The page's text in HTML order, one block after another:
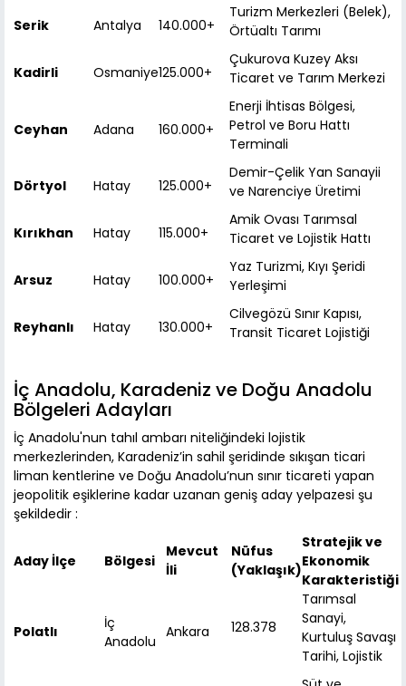
Serik Antalya 140.000+
Turizm Merkezleri (Belek),
Örtüaltı Tarımı
Kadirli Osmaniye125.000+
Çukurova Kuzey Aksı
Ticaret ve Tarım Merkezi
Ceyhan Adana 160.000+
Enerji İhtisas Bölgesi,
Petrol ve Boru Hattı
Terminali
Dörtyol Hatay 125.000+
Demir-Çelik Yan Sanayii
ve Narenciye Üretimi
Kırıkhan Hatay 115.000+
Amik Ovası Tarımsal
Ticaret ve Lojistik Hattı
Arsuz Hatay 100.000+
Yaz Turizmi, Kıyı Şeridi
Yerleşimi
Reyhanlı Hatay 130.000+
Cilvegözü Sınır Kapısı,
Transit Ticaret Lojistiği
İç Anadolu, Karadeniz ve Doğu Anadolu
Bölgeleri Adayları
İç Anadolu'nun tahıl ambarı niteliğindeki lojistik
merkezlerinden, Karadeniz’in sahil şeridinde sıkışan ticari
liman kentlerine ve Doğu Anadolu’nun sınır ticareti yapan
jeopolitik eşiklerine kadar uzanan geniş aday yelpazesi şu
şekildedir :
Aday İlçe Bölgesi
Mevcut
İli
Nüfus
(Yaklaşık)
Stratejik ve
Ekonomik
Karakteristiği
Polatlı
İç
Anadolu
Ankara 128.378
Tarımsal
Sanayi,
Kurtuluş Savaşı
Tarihi, Lojistik